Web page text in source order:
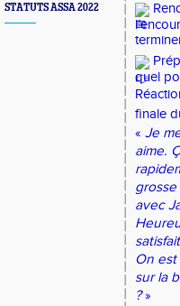
STATUTS ASSA 2022
quel
finale
« Je
aime.
avec
On est
sur la
?»